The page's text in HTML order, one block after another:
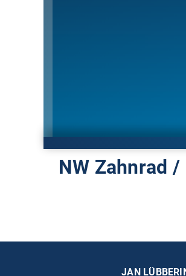
NW Zahnrad
JAN